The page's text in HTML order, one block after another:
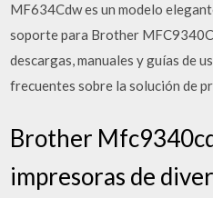
MF634Cdw es un modelo
soporte para Brother
descargas, manuales y guías de
frecuentes sobre la solución de
Brother
impresoras de